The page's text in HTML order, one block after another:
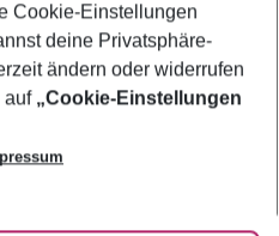
Cookie-Einstellungen
deine Privatsphäre-
ändern oder widerrufen
auf „Cookie-Einstellungen